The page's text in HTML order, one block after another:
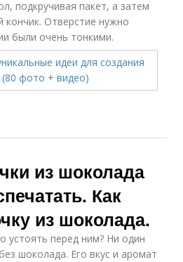
подкручивая пакет, а затем
кончик. Отверстие нужно
были очень тонкими.
из шоколада
Как
из шоколада.
перед ним? Ни один
шоколада. Его вкус и аромат